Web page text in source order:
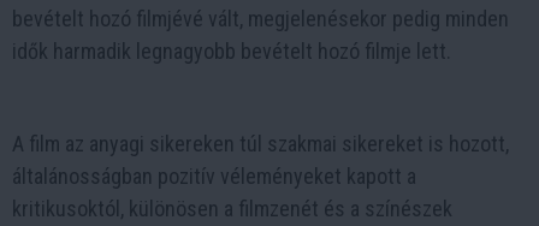
bevételt hozó filmjévé vált, megjelenésekor pedig minden
idők harmadik legnagyobb bevételt hozó filmje lett.
A film az anyagi sikereken túl szakmai sikereket is hozott,
általánosságban pozitív véleményeket kapott a
kritikusoktól, különösen a filmzenét és a színészek